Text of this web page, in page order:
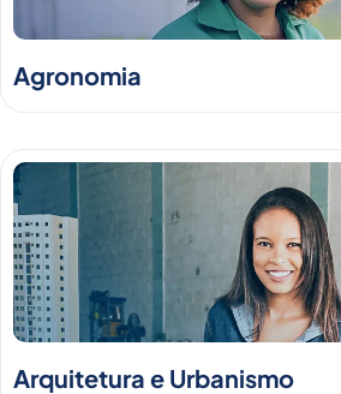
Agronomia
Arquitetura e Urbanismo